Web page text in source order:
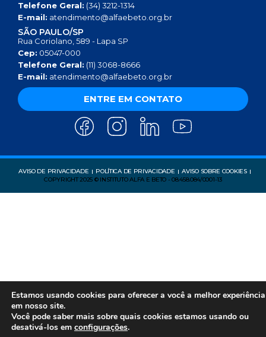
Telefone Geral: (34) 3212-1314
E-mail: atendimento@alfaebeto.org.br
SÃO PAULO/SP
Rua Coriolano, 589 - Lapa SP
Cep: 05047-000
Telefone Geral: (11) 3068-8666
E-mail: atendimento@alfaebeto.org.br
ENTRE EM CONTATO
AVISO DE PRIVACIDADE POLÍTICA DE PRIVACIDADE
AVISO SOBRE COOKIES
COPYRIGHT 2025 © INSTITUTO ALFA E BETO - 08.458.084/0001-13
Estamos usando cookies para oferecer a você a melhor experiência
em nosso site.
Você pode saber mais sobre quais cookies estamos usando ou
desativá-los em configurações.